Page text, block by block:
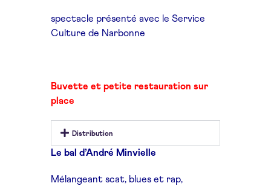
spectacle présenté avec le Service
Culture de Narbonne
Buvette et petite restauration sur
place
Distribution
Le bal d’André Minvielle
Mélangeant scat, blues et rap,